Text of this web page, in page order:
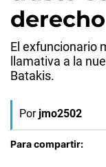
El exfuncionario
llamativa a la
Batakis.
Por jmo2502
Para compartir: